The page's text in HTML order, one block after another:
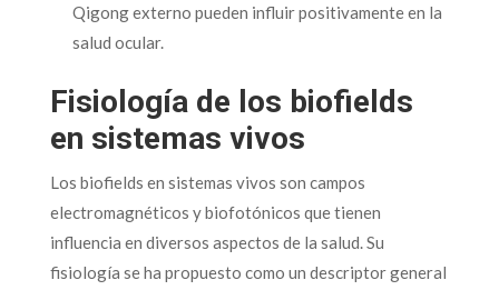
Qigong externo pueden influir positivamente en la
salud ocular.
Fisiología de los biofields
en sistemas vivos
Los biofields en sistemas vivos son campos
electromagnéticos y biofotónicos que tienen
influencia en diversos aspectos de la salud. Su
fisiología se ha propuesto como un descriptor general